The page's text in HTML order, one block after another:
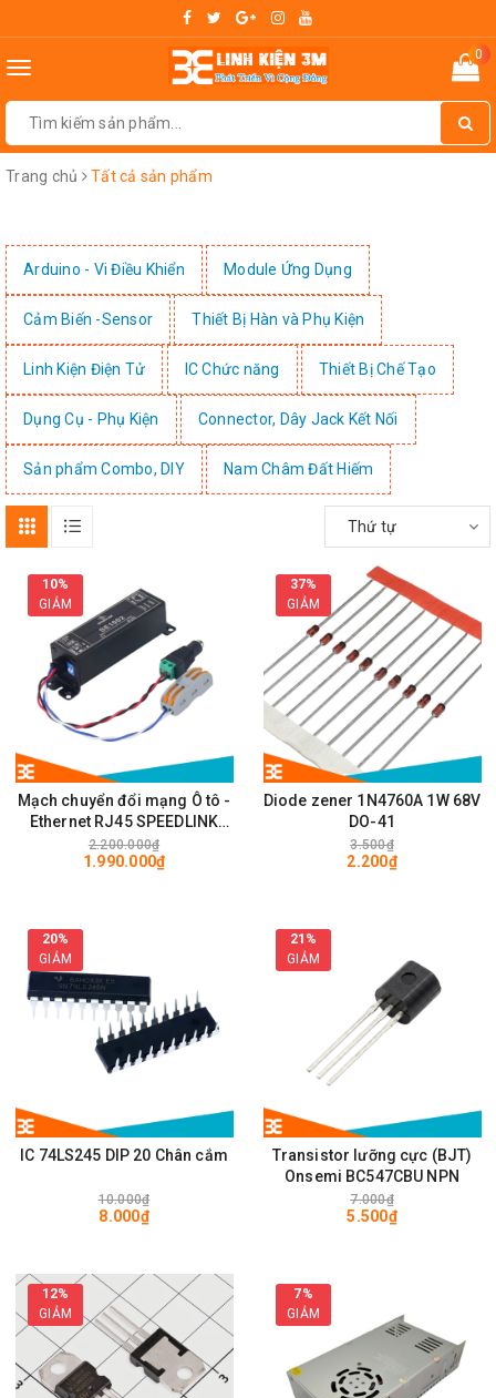
Toggle
0
Trang chủ Tất cả sản phẩm
Arduino - Vi Điều Khiển Module Ứng Dụng
Cảm Biến -Sensor Thiết Bị Hàn và Phụ Kiện
Linh Kiện Điện Tử IC Chức năng Thiết Bị Chế Tạo
Dụng Cụ - Phụ Kiện Connector, Dây Jack Kết Nối
Sản phẩm Combo, DIY Nam Châm Đất Hiếm
Thứ tự
10%
GIẢM
Mạch chuyển đổi mạng Ô tô -
Ethernet RJ45 SPEEDLINK
SE1002 100Mps
2.200.000₫
1.990.000₫
37%
GIẢM
Diode zener 1N4760A 1W 68V
DO-41
3.500₫
2.200₫
20%
GIẢM
IC 74LS245 DIP 20 Chân cắm
10.000₫
8.000₫
21%
GIẢM
Transistor lưỡng cực (BJT)
Onsemi BC547CBU NPN
7.000₫
5.500₫
12%
GIẢM
7%
GIẢM